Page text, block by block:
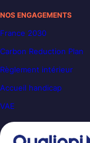
NOS ENGAGEMENTS
France 2030
Carbon Reduction Plan
Règlement intérieur
Accueil handicap
VAE